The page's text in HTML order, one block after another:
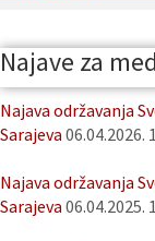
Najave za
Najava održavanja
Sarajeva 06.04.2026.
Najava održavanja
Sarajeva 06.04.2025.